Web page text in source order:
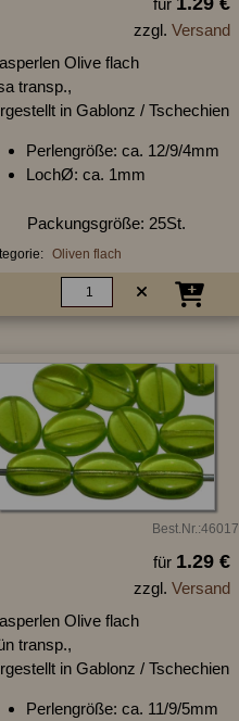
zzgl. Versand
Olive flach
transp.,
in Gablonz / Tschechien
Perlengröße: ca. 12/9/4mm
LochØ: ca. 1mm
Packungsgröße: 25St.
Oliven flach
Best.Nr.:46017
für 1.29 €
zzgl. Versand
Olive flach
transp.,
in Gablonz / Tschechien
Perlengröße: ca. 11/9/5mm